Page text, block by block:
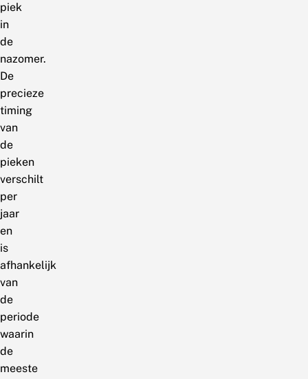
piek
in
de
nazomer.
De
precieze
timing
van
de
pieken
verschilt
per
jaar
en
is
afhankelijk
van
de
periode
waarin
de
meeste